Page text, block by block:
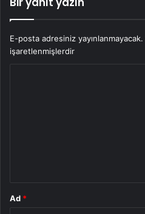
E-posta adresiniz yayınlanmayacak.
işaretlenmişlerdir
Ad *